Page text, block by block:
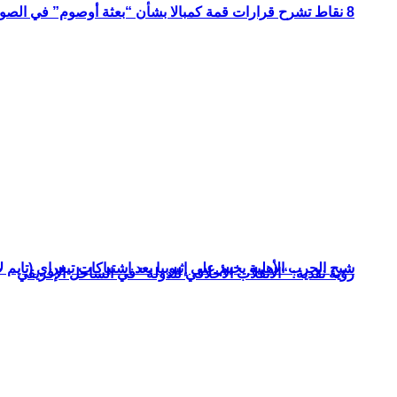
شبح الحرب الأهلية يخيم على إثيوبيا بعد اشتباكات تيغراي (تايم
8 نقاط تشرح قرارات قمة كمبالا بشأن “بعثة أوصوم” في الصومال؟
رؤية نقدية: “الانقلاب الأخلاقي للدولة” في الساحل الإفريقي